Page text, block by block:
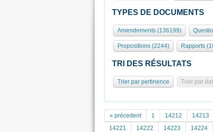
TYPES DE DOCUMENTS
Amendements (136199)
Propositions (2244) Rapports
TRI DES RÉSULTATS
Trier par pertinence Trier par
« précedent 1 14212 14213
14221
14222 14223 14224